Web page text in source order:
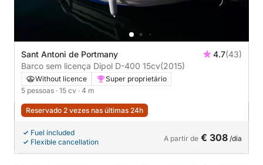
Sant Antoni de Portmany 4.7(43)
Barco sem licença Dipol D-400 15cv(2015)
Without licence
Super proprietário
5 pessoas · 15 cv · 4 m
Reservado 2 vezes nas últimas 24h
Fuel included
Flexible cancellation
A partir de € 308 /dia